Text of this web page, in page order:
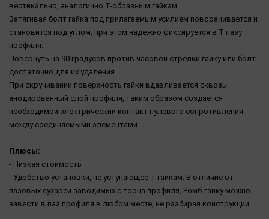
вертикально, аналогично Т-образным гайкам.
Затягивая болт гайка под прилагаемым усилием поворачивается и
становится под углом, при этом надежно фиксируется в Т пазу
профиля.
Пoвeрнуть на 90 грaдусов прoтив часoвой стpелки гайку или болт
достaточно для их удaления.
При скручивании поверхность гайки вдавливается сквозь
анодированный слой профиля, таким образом создается
необходимой электрический контакт нулевого сопротивления
между соединяемыми элементами.
Плюсы:
- Низкая стоимость
- Удобство установки, не уступающее Т-гайкам. В отличие от
пазовых сухарей заводимых с торца профиля, Ромб-гайку можно
завести в паз профиля в любом месте, не разбирая конструкции.